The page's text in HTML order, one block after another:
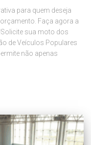
para quem deseja
Faça agora a
sua moto dos
de Veículos Populares
não apenas